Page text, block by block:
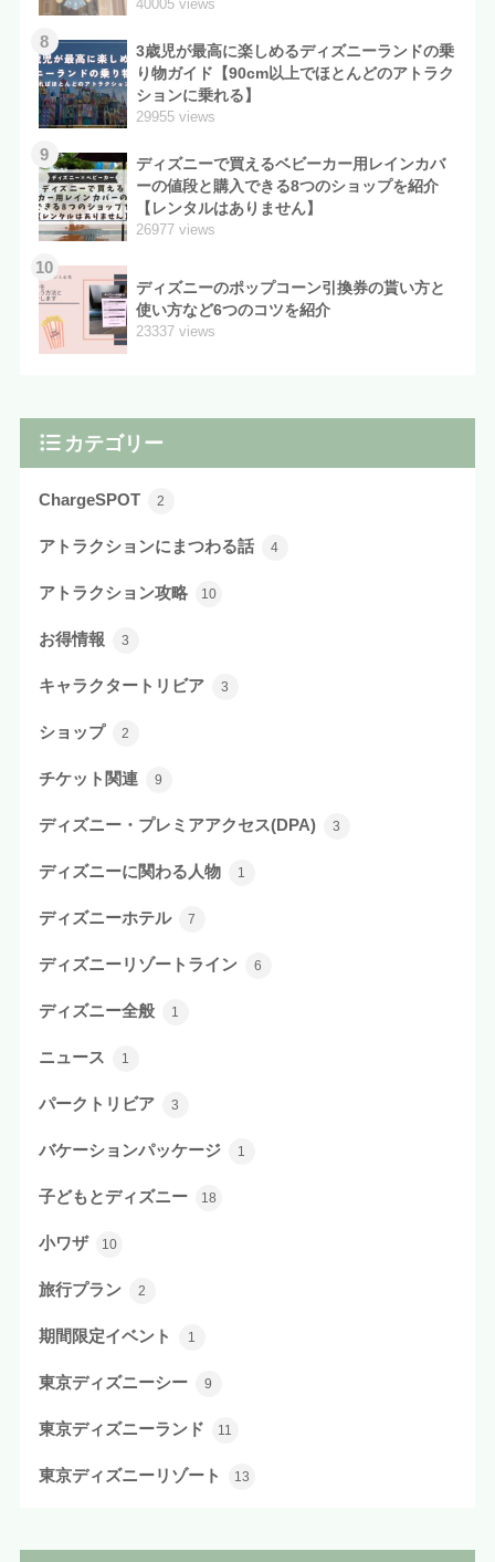
40005 views
8
3歳児が最高に楽しめるディズニーランドの乗
り物ガイド【90cm以上でほとんどのアトラク
ションに乗れる】
29955 views
9
ディズニーで買えるベビーカー用レインカバ
ーの値段と購入できる8つのショップを紹介
【レンタルはありません】
26977 views
10
ディズニーのポップコーン引換券の貰い方と
使い方など6つのコツを紹介
23337 views
カテゴリー
ChargeSPOT 2
アトラクションにまつわる話 4
アトラクション攻略 10
お得情報 3
キャラクタートリビア 3
ショップ 2
チケット関連 9
ディズニー・プレミアアクセス(DPA) 3
ディズニーに関わる人物 1
ディズニーホテル 7
ディズニーリゾートライン 6
ディズニー全般 1
ニュース 1
パークトリビア 3
バケーションパッケージ 1
子どもとディズニー 18
小ワザ 10
旅行プラン 2
期間限定イベント 1
東京ディズニーシー 9
東京ディズニーランド 11
東京ディズニーリゾート 13